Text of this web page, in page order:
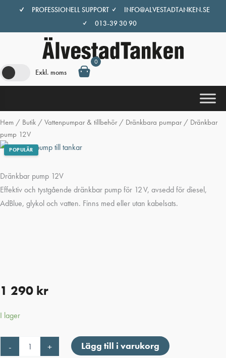
innehåll
PROFESSIONELL SUPPORT
INFO@ALVESTADTANKEN.SE
013-39 30 90
Exkl. moms
0
Hem / Butik / Vattenpumpar & tillbehör/ Dränkbara pumpar/ Dränkbar
pump 12V
POPULÄR
Dränkbar pump 12V
Effektiv och tystgående dränkbar pump för 12 V, avsedd för diesel,
AdBlue, glykol och vatten. Finns med eller utan kabelsats.
1 290 kr
I lager
-
pump
+ Lägg till i varukorg